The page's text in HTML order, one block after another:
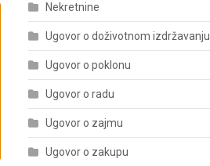
Nekretnine
Ugovor o doživotnom izdržavanju
Ugovor o poklonu
Ugovor o radu
Ugovor o zajmu
Ugovor o zakupu